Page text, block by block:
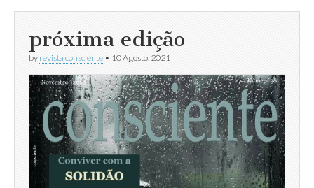
próxima edição
by revista consciente • 10 Agosto, 2021